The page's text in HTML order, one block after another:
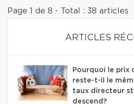
Page 1 de 8 - Total : 38 articles
ARTICLES
Pourquoi le prix
reste-t-il le
taux directeur
descend?